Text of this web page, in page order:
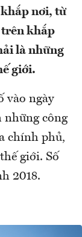
nơi, từ
trên khắp
là những
giới.
vào ngày
những công
chính phủ,
giới. Số
2018.